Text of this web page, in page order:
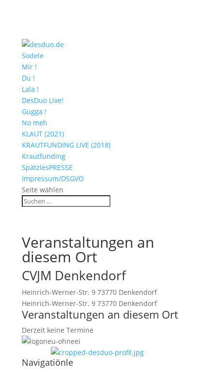
Sodele
Mir !
Du !
Lala !
DesDuo Live!
Gugga !
No meh
KLAUT (2021)
KRAUTFUNDING LIVE (2018)
Krautfunding
SpätzlesPRESSE
Impressum/DSGVO
Seite wählen
Veranstaltungen an
diesem Ort
CVJM Denkendorf
Heinrich-Werner-Str. 9 73770 Denkendorf
Heinrich-Werner-Str. 9 73770 Denkendorf
Veranstaltungen an diesem Ort
Derzeit keine Termine
Navigatiönle